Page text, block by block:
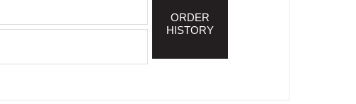
ORDER
HISTORY